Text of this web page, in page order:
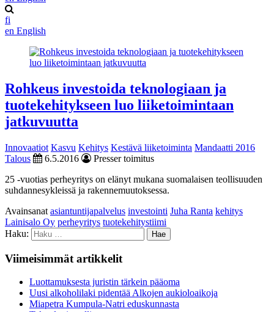
fi
en English
Rohkeus investoida teknologiaan ja
tuotekehitykseen luo liiketoimintaan
jatkuvuutta
Innovaatiot Kasvu Kehitys Kestävä liiketoiminta Mandaatti 2016
Talous
6.5.2016
Presser toimitus
25 -vuotias perheyritys on elänyt mukana suomalaisen teollisuuden
suhdannesykleissä ja rakennemuutoksessa.
Avainsanat asiantuntijapalvelus investointi Juha Ranta kehitys
Lainisalo Oy perheyritys tuotekehitystiimi
Haku:
Viimeisimmät artikkelit
Luottamuksesta juristin tärkein pääoma
Uusi alkoholilaki pidentää Alkojen aukioloaikoja
Miapetra Kumpula-Natri eduskunnasta